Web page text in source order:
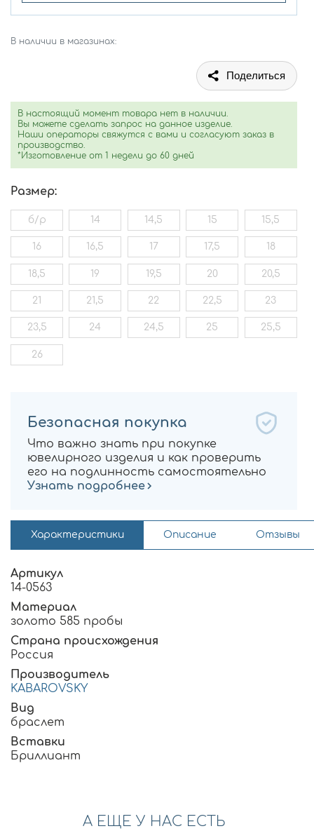
В наличии в магазинах:
Поделиться
В настоящий момент товара нет в наличии.
Вы можете сделать запрос на данное изделие.
Наши операторы свяжутся с вами и согласуют заказ в
производство.
*Изготовление от 1 недели до 60 дней
Размер:
б/р 14 14,5 15 15,5
16 16,5 17 17,5 18
18,5 19 19,5 20 20,5
21 21,5 22 22,5 23
23,5 24 24,5 25 25,5
26
Безопасная покупка
Что важно знать при покупке
ювелирного изделия и как проверить
его на подлинность самостоятельно
Узнать подробнее
Характеристики Описание Отзывы
Артикул
14-0563
Материал
золото 585 пробы
Страна происхождения
Россия
Производитель
KABAROVSKY
Вид
браслет
Вставки
Бриллиант
А ЕЩЕ У НАС ЕСТЬ